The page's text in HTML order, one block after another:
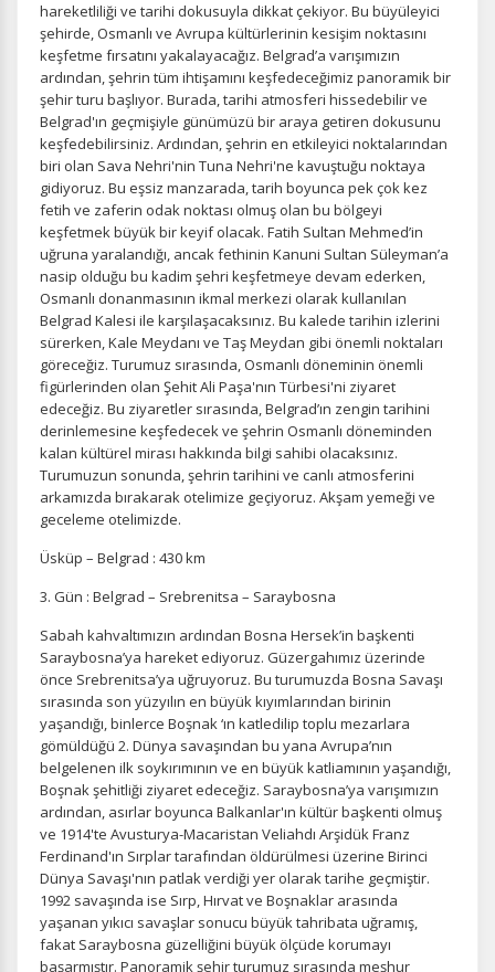
hareketliliği ve tarihi dokusuyla dikkat çekiyor. Bu büyüleyici
şehirde, Osmanlı ve Avrupa kültürlerinin kesişim noktasını
keşfetme fırsatını yakalayacağız. Belgrad’a varışımızın
ardından, şehrin tüm ihtişamını keşfedeceğimiz panoramik bir
şehir turu başlıyor. Burada, tarihi atmosferi hissedebilir ve
Belgrad'ın geçmişiyle günümüzü bir araya getiren dokusunu
keşfedebilirsiniz. Ardından, şehrin en etkileyici noktalarından
biri olan Sava Nehri'nin Tuna Nehri'ne kavuştuğu noktaya
gidiyoruz. Bu eşsiz manzarada, tarih boyunca pek çok kez
fetih ve zaferin odak noktası olmuş olan bu bölgeyi
keşfetmek büyük bir keyif olacak. Fatih Sultan Mehmed’in
uğruna yaralandığı, ancak fethinin Kanuni Sultan Süleyman’a
nasip olduğu bu kadim şehri keşfetmeye devam ederken,
Osmanlı donanmasının ikmal merkezi olarak kullanılan
Belgrad Kalesi ile karşılaşacaksınız. Bu kalede tarihin izlerini
sürerken, Kale Meydanı ve Taş Meydan gibi önemli noktaları
göreceğiz. Turumuz sırasında, Osmanlı döneminin önemli
figürlerinden olan Şehit Ali Paşa'nın Türbesi'ni ziyaret
edeceğiz. Bu ziyaretler sırasında, Belgrad’ın zengin tarihini
derinlemesine keşfedecek ve şehrin Osmanlı döneminden
kalan kültürel mirası hakkında bilgi sahibi olacaksınız.
Turumuzun sonunda, şehrin tarihini ve canlı atmosferini
arkamızda bırakarak otelimize geçiyoruz. Akşam yemeği ve
geceleme otelimizde.
Üsküp – Belgrad : 430 km
3. Gün : Belgrad – Srebrenitsa – Saraybosna
Sabah kahvaltımızın ardından Bosna Hersek’in başkenti
Saraybosna’ya hareket ediyoruz. Güzergahımız üzerinde
önce Srebrenitsa’ya uğruyoruz. Bu turumuzda Bosna Savaşı
sırasında son yüzyılın en büyük kıyımlarından birinin
yaşandığı, binlerce Boşnak ‘ın katledilip toplu mezarlara
gömüldüğü 2. Dünya savaşından bu yana Avrupa’nın
belgelenen ilk soykırımının ve en büyük katliamının yaşandığı,
Boşnak şehitliği ziyaret edeceğiz. Saraybosna’ya varışımızın
ardından, asırlar boyunca Balkanlar'ın kültür başkenti olmuş
ve 1914'te Avusturya-Macaristan Veliahdı Arşidük Franz
Ferdinand'ın Sırplar tarafından öldürülmesi üzerine Birinci
Dünya Savaşı'nın patlak verdiği yer olarak tarihe geçmiştir.
1992 savaşında ise Sırp, Hırvat ve Boşnaklar arasında
yaşanan yıkıcı savaşlar sonucu büyük tahribata uğramış,
fakat Saraybosna güzelliğini büyük ölçüde korumayı
başarmıştır. Panoramik şehir turumuz sırasında meşhur